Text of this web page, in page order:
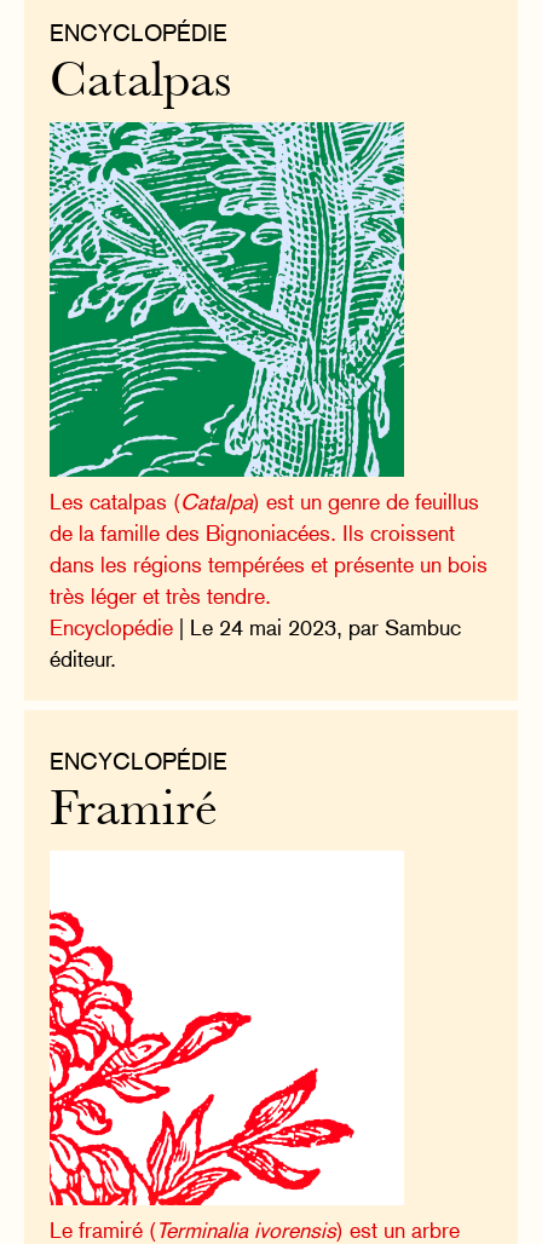
ENCYCLOPÉDIE
Catalpas
Les catalpas (Catalpa) est un genre de feuillus
de la famille des Bignoniacées. Ils croissent
dans les régions tempérées et présente un bois
très léger et très tendre.
Encyclopédie | Le 24 mai 2023, par Sambuc
éditeur.
ENCYCLOPÉDIE
Framiré
Le framiré (Terminalia ivorensis) est un arbre